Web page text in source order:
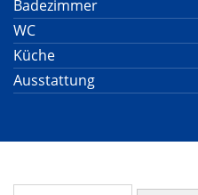
Badezimmer
WC
Küche
Ausstattung